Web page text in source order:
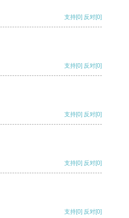
支持[0] 反对[0]
支持[0] 反对[0]
支持[0] 反对[0]
支持[0] 反对[0]
支持[0] 反对[0]